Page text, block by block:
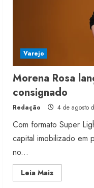
Varejo
Morena Rosa
consignado
Redação 4 de agosto
Com formato Super
capital imobilizado em
no...
Leia MaisRead
more